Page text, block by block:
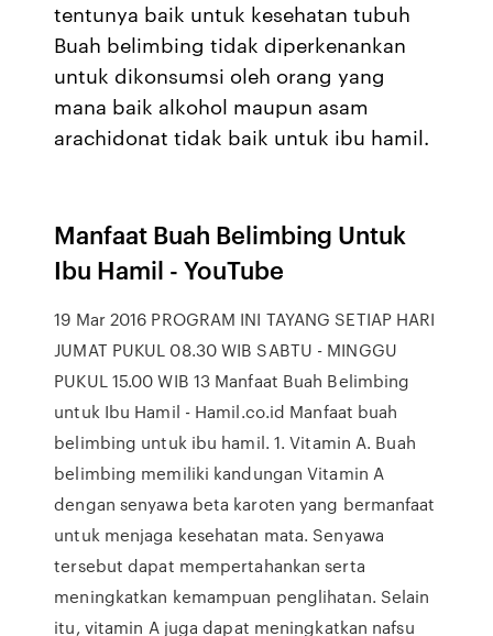
tentunya baik untuk kesehatan tubuh
Buah belimbing tidak diperkenankan
untuk dikonsumsi oleh orang yang
mana baik alkohol maupun asam
arachidonat tidak baik untuk ibu hamil.
Manfaat Buah Belimbing Untuk
Ibu Hamil - YouTube
19 Mar 2016 PROGRAM INI TAYANG SETIAP HARI
JUMAT PUKUL 08.30 WIB SABTU - MINGGU
PUKUL 15.00 WIB 13 Manfaat Buah Belimbing
untuk Ibu Hamil - Hamil.co.id Manfaat buah
belimbing untuk ibu hamil. 1. Vitamin A. Buah
belimbing memiliki kandungan Vitamin A
dengan senyawa beta karoten yang bermanfaat
untuk menjaga kesehatan mata. Senyawa
tersebut dapat mempertahankan serta
meningkatkan kemampuan penglihatan. Selain
itu, vitamin A juga dapat meningkatkan nafsu